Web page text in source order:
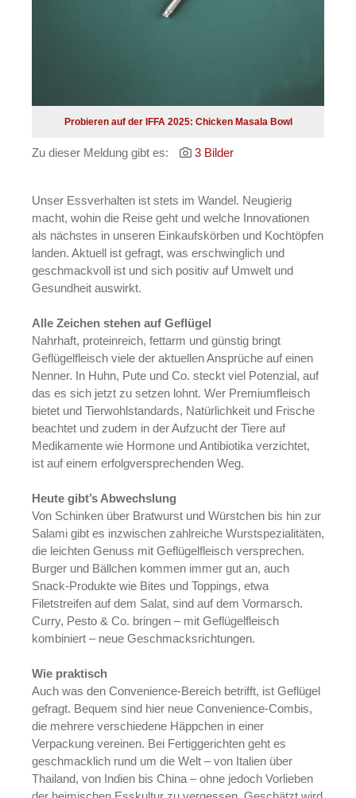
Probieren auf der IFFA 2025: Chicken Masala Bowl
Zu dieser Meldung gibt es: 3 Bilder
Unser Essverhalten ist stets im Wandel. Neugierig
macht, wohin die Reise geht und welche Innovationen
als nächstes in unseren Einkaufskörben und Kochtöpfen
landen. Aktuell ist gefragt, was erschwinglich und
geschmackvoll ist und sich positiv auf Umwelt und
Gesundheit auswirkt.
Alle Zeichen stehen auf Geflügel
Nahrhaft, proteinreich, fettarm und günstig bringt
Geflügelfleisch viele der aktuellen Ansprüche auf einen
Nenner. In Huhn, Pute und Co. steckt viel Potenzial, auf
das es sich jetzt zu setzen lohnt. Wer Premiumfleisch
bietet und Tierwohlstandards, Natürlichkeit und Frische
beachtet und zudem in der Aufzucht der Tiere auf
Medikamente wie Hormone und Antibiotika verzichtet,
ist auf einem erfolgversprechenden Weg.
Heute gibt’s Abwechslung
Von Schinken über Bratwurst und Würstchen bis hin zur
Salami gibt es inzwischen zahlreiche Wurstspezialitäten,
die leichten Genuss mit Geflügelfleisch versprechen.
Burger und Bällchen kommen immer gut an, auch
Snack-Produkte wie Bites und Toppings, etwa
Filetstreifen auf dem Salat, sind auf dem Vormarsch.
Curry, Pesto & Co. bringen – mit Geflügelfleisch
kombiniert – neue Geschmacksrichtungen.
Wie praktisch
Auch was den Convenience-Bereich betrifft, ist Geflügel
gefragt. Bequem sind hier neue Convenience-Combis,
die mehrere verschiedene Häppchen in einer
Verpackung vereinen. Bei Fertiggerichten geht es
geschmacklich rund um die Welt – von Italien über
Thailand, von Indien bis China – ohne jedoch Vorlieben